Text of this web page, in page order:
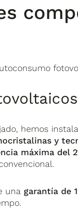
hemos
y
máxima del
una garantía de